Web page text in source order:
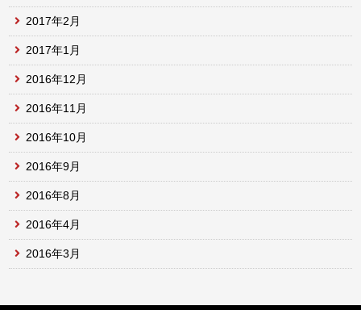
2017年2月
2017年1月
2016年12月
2016年11月
2016年10月
2016年9月
2016年8月
2016年4月
2016年3月